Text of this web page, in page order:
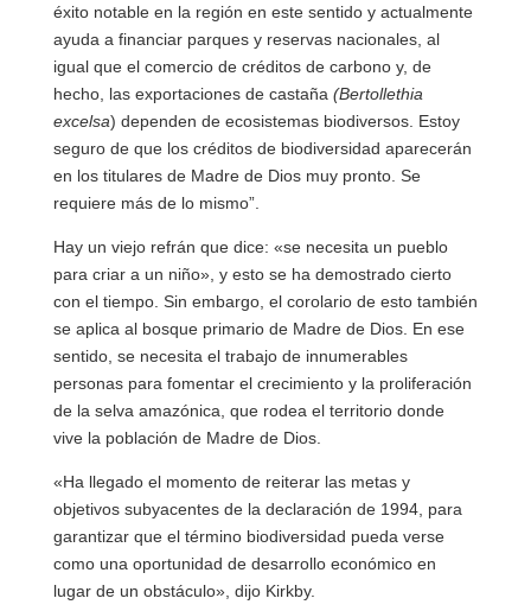
éxito notable en la región en este sentido y actualmente
ayuda a financiar parques y reservas nacionales, al
igual que el comercio de créditos de carbono y, de
hecho, las exportaciones de castaña (Bertollethia
excelsa) dependen de ecosistemas biodiversos. Estoy
seguro de que los créditos de biodiversidad aparecerán
en los titulares de Madre de Dios muy pronto. Se
requiere más de lo mismo”.
Hay un viejo refrán que dice: «se necesita un pueblo
para criar a un niño», y esto se ha demostrado cierto
con el tiempo. Sin embargo, el corolario de esto también
se aplica al bosque primario de Madre de Dios. En ese
sentido, se necesita el trabajo de innumerables
personas para fomentar el crecimiento y la proliferación
de la selva amazónica, que rodea el territorio donde
vive la población de Madre de Dios.
«Ha llegado el momento de reiterar las metas y
objetivos subyacentes de la declaración de 1994, para
garantizar que el término biodiversidad pueda verse
como una oportunidad de desarrollo económico en
lugar de un obstáculo», dijo Kirkby.